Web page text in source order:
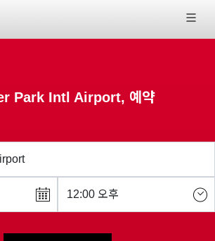
Park Intl Airport, 예약